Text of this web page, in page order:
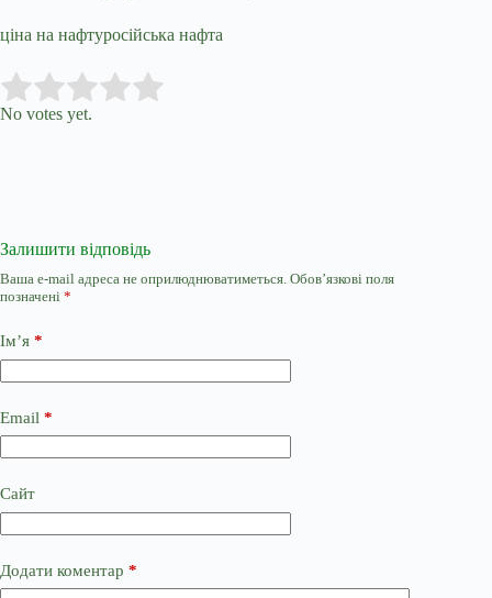
ціна на нафтуросійська нафта
Rate this item:
No votes yet.
Залишити відповідь
Ваша e-mail адреса не оприлюднюватиметься. Обов’язкові поля
позначені *
Ім’я *
Email *
Сайт
Додати коментар *